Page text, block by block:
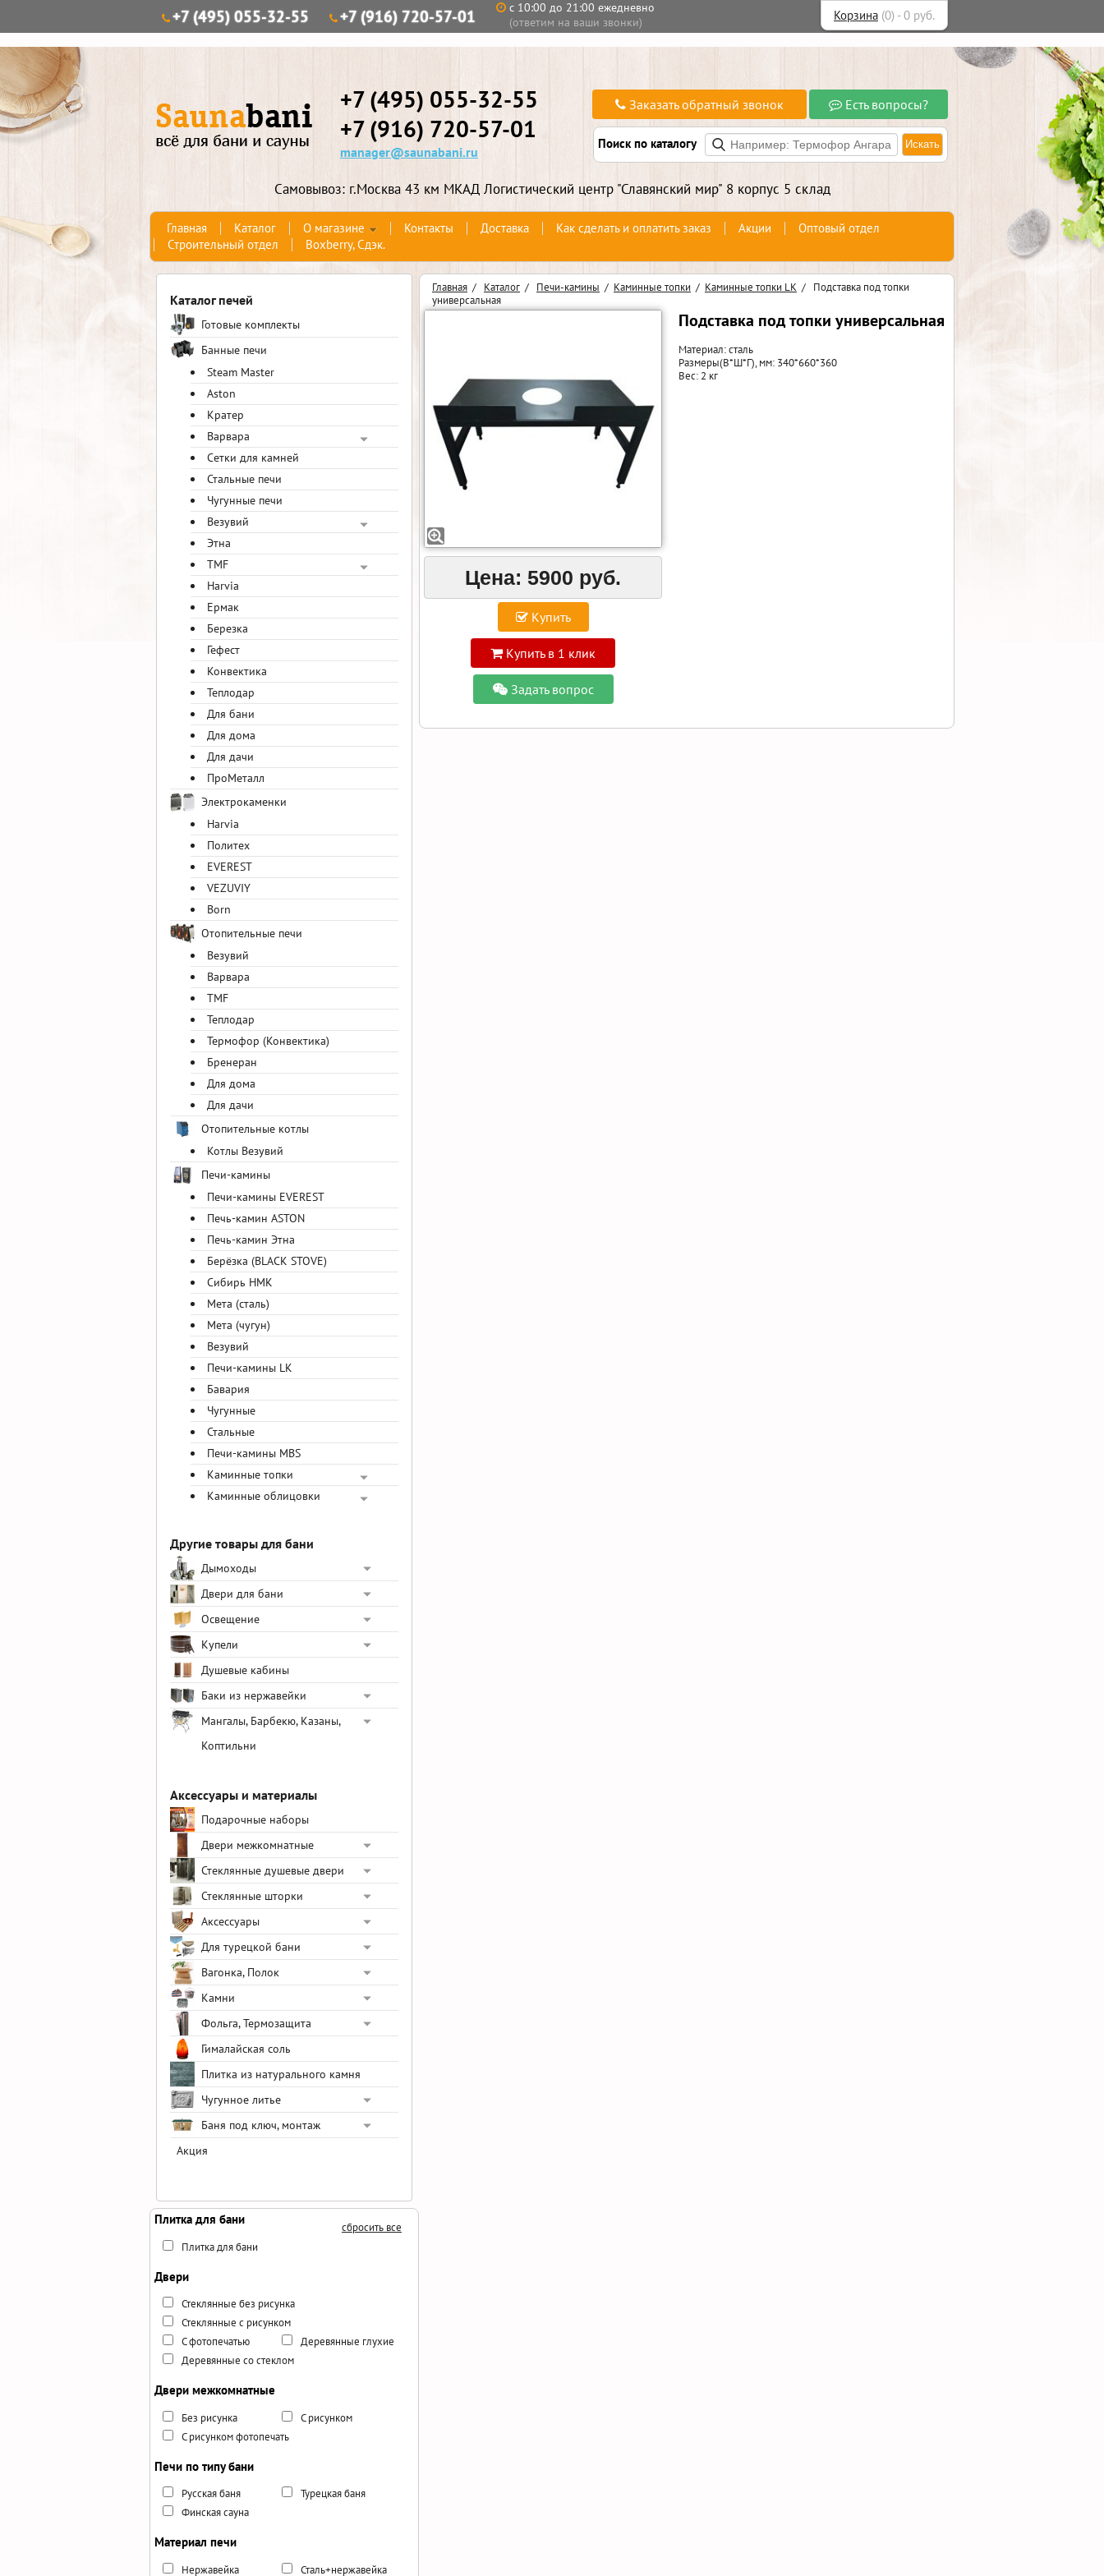
+7 (495) 055-32-55 +7 (916) 720-57-01
с 10:00 до 21:00 ежедневно
(ответим на ваши звонки)
Корзина (0) -0 руб.
+7 (495) 055-32-55
+7 (916) 720-57-01
manager@saunabani.ru
Заказать обратный звонок Есть вопросы?
Поиск по каталогу
Самовывоз: г.Москва 43 км МКАД Логистический центр "Славянский мир" 8 корпус 5 склад
Главная Каталог О магазине Контакты Доставка Как сделать и оплатить заказ Акции
Оптовый отдел
Строительный отдел
Boxberry, Сдэк.
Каталог печей
Готовые комплекты
Банные печи
Steam Master
Aston
Кратер
Варвара
Сетки для камней
Стальные печи
Чугунные печи
Везувий
Этна
TMF
Harvia
Ермак
Березка
Гефест
Конвектика
Теплодар
Для бани
Для дома
Для дачи
ПроМеталл
Электрокаменки
Harvia
Политех
EVEREST
VEZUVIY
Born
Отопительные печи
Везувий
Варвара
TMF
Теплодар
Термофор (Конвектика)
Бренеран
Для дома
Для дачи
Отопительные котлы
Котлы Везувий
Печи-камины
Печи-камины EVEREST
Печь-камин ASTON
Печь-камин Этна
Берёзка (BLACK STOVE)
Сибирь НМК
Мета (сталь)
Мета (чугун)
Везувий
Печи-камины LK
Бавария
Чугунные
Стальные
Печи-камины MBS
Каминные топки
Каминные облицовки
Другие товары для бани
Дымоходы
Двери для бани
Освещение
Купели
Душевые кабины
Баки из нержавейки
Мангалы, Барбекю, Казаны,
Коптильни
Аксессуары и материалы
Подарочные наборы
Двери межкомнатные
Стеклянные душевые двери
Стеклянные шторки
Аксессуары
Для турецкой бани
Вагонка, Полок
Камни
Фольга, Термозащита
Гималайская соль
Плитка из натурального камня
Чугунное литье
Баня под ключ, монтаж
Акция
сбросить все
Плитка для бани
Плитка для бани
Двери
Стеклянные без рисунка
Стеклянные с рисунком
С фотопечатью
Деревянные глухие
Деревянные со стеклом
Двери межкомнатные
Без рисунка
С рисунком
С рисунком фотопечать
Печи по типу бани
Русская баня
Турецкая баня
Финская сауна
Материал печи
Нержавейка Сталь+нержавейка
Главная / Каталог / Печи-камины / Каминные топки / Каминные топки LK / Подставка под топки
универсальная
Цена: 5900 руб.
Купить
Купить в 1 клик
Задать вопрос
Подставка под топки универсальная
Материал: сталь
Размеры(В*Ш*Г), мм: 340*660*360
Вес: 2 кг